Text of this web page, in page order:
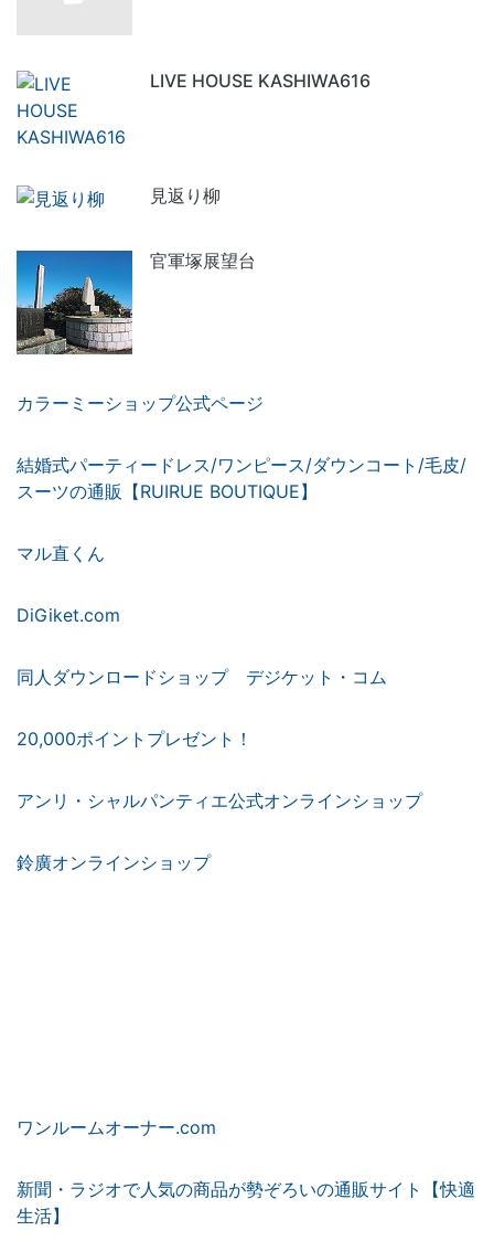
LIVE HOUSE KASHIWA616
見返り柳
官軍塚展望台
カラーミーショップ公式ページ
結婚式パーティードレス/ワンピース/ダウンコート/毛皮/
スーツの通販【RUIRUE BOUTIQUE】
マル直くん
DiGiket.com
同人ダウンロードショップ デジケット・コム
20,000ポイントプレゼント！
アンリ・シャルパンティエ公式オンラインショップ
鈴廣オンラインショップ
ワンルームオーナー.com
新聞・ラジオで人気の商品が勢ぞろいの通販サイト【快適
生活】